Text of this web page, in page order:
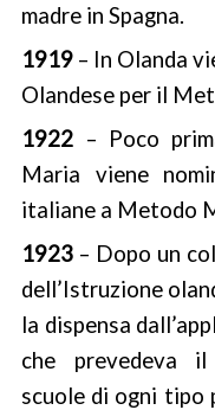
madre in Spagna.
1919 – In Olanda
Olandese per il
1922 – Poco
Maria viene
italiane a Metodo
1923 – Dopo un
dell’Istruzione
la dispensa
che prevedeva
scuole di ogni tipo